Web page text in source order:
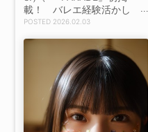
載！ バレエ経験活かし
た撮影に挑戦
2026.02.03